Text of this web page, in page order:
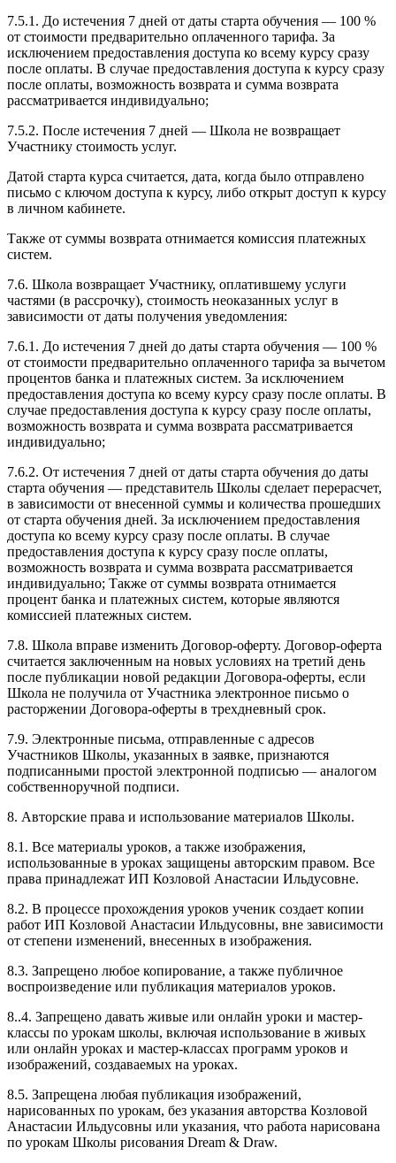
7.5.1. До истечения 7 дней от даты старта обучения — 100 %
от стоимости предварительно оплаченного тарифа. За
исключением предоставления доступа ко всему курсу сразу
после оплаты. В случае предоставления доступа к курсу сразу
после оплаты, возможность возврата и сумма возврата
рассматривается индивидуально;
7.5.2. После истечения 7 дней — Школа не возвращает
Участнику стоимость услуг.
Датой старта курса считается, дата, когда было отправлено
письмо с ключом доступа к курсу, либо открыт доступ к курсу
в личном кабинете.
Также от суммы возврата отнимается комиссия платежных
систем.
7.6. Школа возвращает Участнику, оплатившему услуги
частями (в рассрочку), стоимость неоказанных услуг в
зависимости от даты получения уведомления:
7.6.1. До истечения 7 дней до даты старта обучения — 100 %
от стоимости предварительно оплаченного тарифа за вычетом
процентов банка и платежных систем. За исключением
предоставления доступа ко всему курсу сразу после оплаты. В
случае предоставления доступа к курсу сразу после оплаты,
возможность возврата и сумма возврата рассматривается
индивидуально;
7.6.2. От истечения 7 дней от даты старта обучения до даты
старта обучения — представитель Школы сделает перерасчет,
в зависимости от внесенной суммы и количества прошедших
от старта обучения дней. За исключением предоставления
доступа ко всему курсу сразу после оплаты. В случае
предоставления доступа к курсу сразу после оплаты,
возможность возврата и сумма возврата рассматривается
индивидуально; Также от суммы возврата отнимается
процент банка и платежных систем, которые являются
комиссией платежных систем.
7.8. Школа вправе изменить Договор-оферту. Договор-оферта
считается заключенным на новых условиях на третий день
после публикации новой редакции Договора-оферты, если
Школа не получила от Участника электронное письмо о
расторжении Договора-оферты в трехдневный срок.
7.9. Электронные письма, отправленные с адресов
Участников Школы, указанных в заявке, признаются
подписанными простой электронной подписью — аналогом
собственноручной подписи.
8. Авторские права и использование материалов Школы.
8.1. Все материалы уроков, а также изображения,
использованные в уроках защищены авторским правом. Все
права принадлежат ИП Козловой Анастасии Ильдусовне.
8.2. В процессе прохождения уроков ученик создает копии
работ ИП Козловой Анастасии Ильдусовны, вне зависимости
от степени изменений, внесенных в изображения.
8.3. Запрещено любое копирование, а также публичное
воспроизведение или публикация материалов уроков.
8..4. Запрещено давать живые или онлайн уроки и мастер-
классы по урокам школы, включая использование в живых
или онлайн уроках и мастер-классах программ уроков и
изображений, создаваемых на уроках.
8.5. Запрещена любая публикация изображений,
нарисованных по урокам, без указания авторства Козловой
Анастасии Ильдусовны или указания, что работа нарисована
по урокам Школы рисования Dream & Draw.